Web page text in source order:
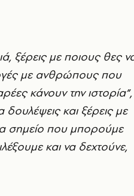
ξέρεις με ποιους θες
με ανθρώπους που
κάνουν την ιστορία”,
δουλέψεις και ξέρεις με
σημείο που μπορούμε
και να δεχτούνε,